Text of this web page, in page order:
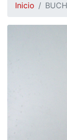
Inicio